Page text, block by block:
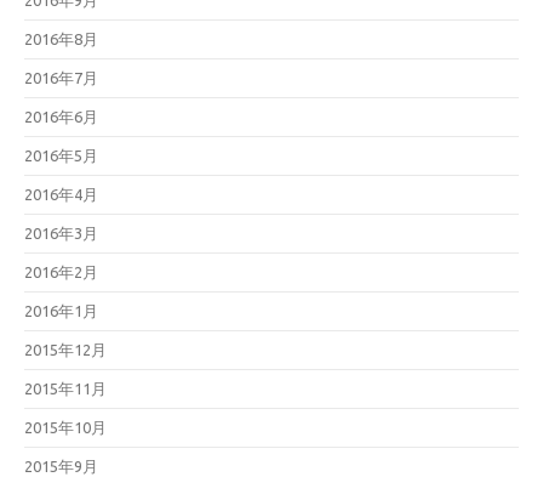
2016年8月
2016年7月
2016年6月
2016年5月
2016年4月
2016年3月
2016年2月
2016年1月
2015年12月
2015年11月
2015年10月
2015年9月